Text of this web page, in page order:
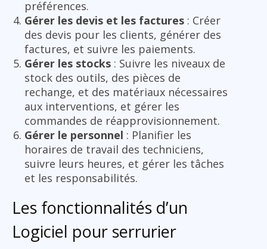
préférences.
Gérer les devis et les factures : Créer
des devis pour les clients, générer des
factures, et suivre les paiements.
Gérer les stocks : Suivre les niveaux de
stock des outils, des pièces de
rechange, et des matériaux nécessaires
aux interventions, et gérer les
commandes de réapprovisionnement.
Gérer le personnel : Planifier les
horaires de travail des techniciens,
suivre leurs heures, et gérer les tâches
et les responsabilités.
Les fonctionnalités d’un
Logiciel pour serrurier